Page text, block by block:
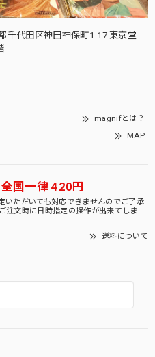
千代田区神田神保町1-17 東京堂
magnifとは？
MAP
全国一律 420円
いただいても対応できませんのでご了承
注文時に日時指定の操作が出来てしま
送料について